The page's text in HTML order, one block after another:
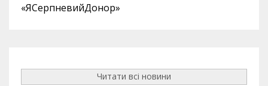
«ЯСерпневийДонор»
Читати всі новини